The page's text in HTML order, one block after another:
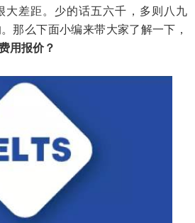
大差距。少的话五六千，多则八九
那么下面小编来带大家了解一下，
用报价？